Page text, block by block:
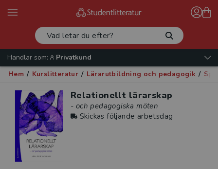
Handlar som:
Privatkund
Hem / Kurslitteratur / Lärarutbildning och pedagogik /
Relationellt lärarskap
- och pedagogiska möten
Skickas följande arbetsdag